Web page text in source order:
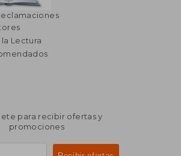
Lectura
para recibir ofertas y
promociones